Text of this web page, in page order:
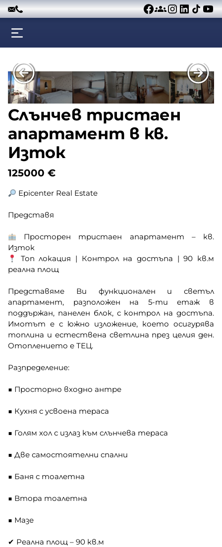
Към съдържанието
Слънчев тристаен
апартамент в кв.
Изток
125000 €
Epicenter Real Estate
Представя
Просторен тристаен апартамент – кв.
Изток
Топ локация | Контрол на достъпа | 90 кв.м
реална площ
Представяме Ви функционален и светъл
апартамент, разположен на 5-ти етаж в
поддържан, панелен блок, с контрол на достъпа.
Имотът е с южно изложение, което осигурява
топлина и естествена светлина през целия ден.
Отоплението е ТЕЦ.
Разпределение:
■ Просторно входно антре
■ Кухня с усвоена тераса
■ Голям хол с излаз към слънчева тераса
■ Две самостоятелни спални
■ Баня с тоалетна
■ Втора тоалетна
■ Мазе
✔ Реална площ – 90 кв.м